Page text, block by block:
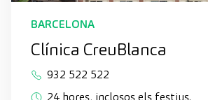
BARCELONA
Clínica CreuBlanca
932 522 522
24 hores, inclosos els festius.